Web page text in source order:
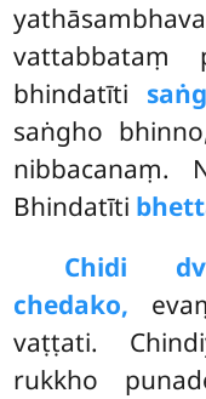
vattabbataṃ
bhindatīti
saṅgho
nibbacanaṃ.
Bhindatīti
Chidi
chedako,
vaṭṭati.
rukkho